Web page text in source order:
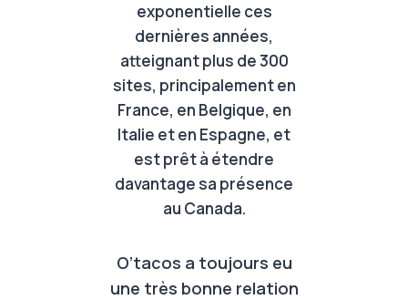
exponentielle ces
dernières années,
atteignant plus de 300
sites, principalement en
France, en Belgique, en
Italie et en Espagne, et
est prêt à étendre
davantage sa présence
au Canada.
O’tacos a toujours eu
une très bonne relation